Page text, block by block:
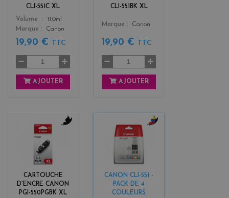
CLI-551C XL
Color
Volume
11.0ml
Marque
Canon
19,90 € TTC
AJOUTER
CLI-551BK XL
Color
Marque Canon
19,90 € TTC
AJOUTER
CARTOUCHE
D'ENCRE CANON
PGI-550PGBK XL
k
CANON CLI-551 -
PACK DE 4
COULEURS